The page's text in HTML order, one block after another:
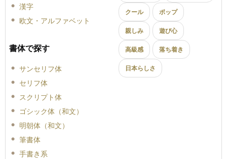
漢字
欧文・アルファベット
書体で探す
サンセリフ体
セリフ体
スクリプト体
ゴシック体（和文）
明朝体（和文）
筆書体
手書き系
クール ポップ
親しみ 遊び心
高級感 落ち着き
日本らしさ